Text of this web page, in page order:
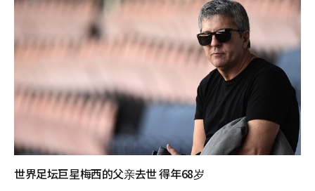
世界足坛巨星梅西的父亲去世 得年68岁